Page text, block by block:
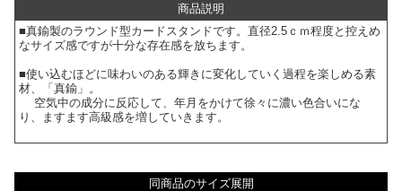
商品説明
■真鍮製のラウンド型カードスタンドです。直径2.5ｃｍ程度と控えめ
なサイズ感ですが十分な存在感を放ちます。
■使い込むほどに味わいのある輝きに変化していく過程を楽しめる素
材、「真鍮」。
空気中の成分に反応して、年月をかけて徐々に濃い色合いにな
り、ますます高級感を増していきます。
同商品のサイズ展開